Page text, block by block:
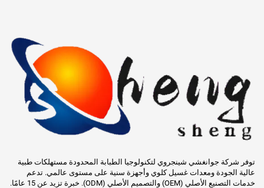
توفر شركة جوانغشي شينجروي لتكنولوجيا الطبابة المحدودة مستهلكات طبية
عالية الجودة ومعدات غسيل كلوي وأجهزة سنية على مستوى عالمي. تدعم
خدمات التصنيع الأصلي (OEM) والتصميم الأصلي (ODM). خبرة تزيد عن 15 عامًا.